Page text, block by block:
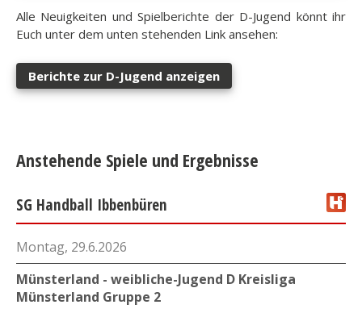
Alle Neuigkeiten und Spielberichte der D-Jugend könnt ihr
Euch unter dem unten stehenden Link ansehen:
Berichte zur D-Jugend anzeigen
Anstehende Spiele und Ergebnisse
SG Handball Ibbenbüren
Montag, 29.6.2026
Münsterland - weibliche-Jugend D Kreisliga
Münsterland Gruppe 2